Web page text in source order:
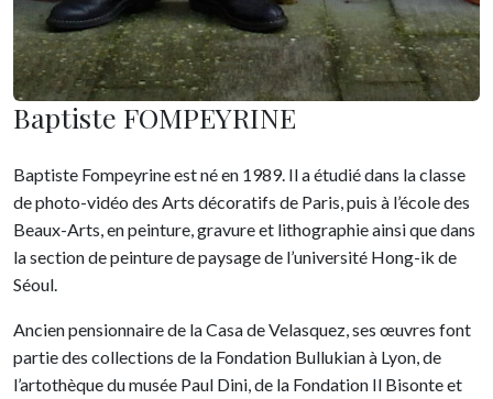
Baptiste FOMPEYRINE
Baptiste Fompeyrine est né en 1989. Il a étudié dans la classe
de photo-vidéo des Arts décoratifs de Paris, puis à l’école des
Beaux-Arts, en peinture, gravure et lithographie ainsi que dans
la section de peinture de paysage de l’université Hong-ik de
Séoul.
Ancien pensionnaire de la Casa de Velasquez, ses œuvres font
partie des collections de la Fondation Bullukian à Lyon, de
l’artothèque du musée Paul Dini, de la Fondation Il Bisonte et